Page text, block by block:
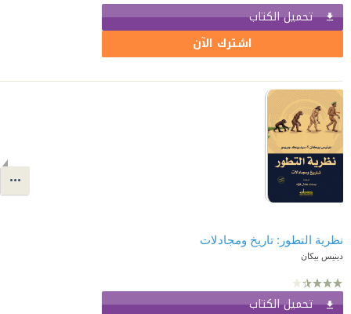
تحميل الكتاب
اشترك الآن
نظرية التطور: تاريخ ومجادلات
دينيس بيكان
تحميل الكتاب